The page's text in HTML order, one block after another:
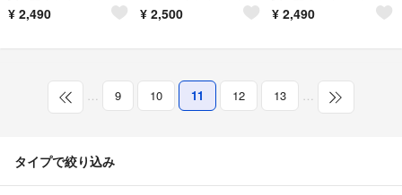
¥ 2,490 ¥ 2,500 ¥ 2,490
… 9 10 11 12 13 …
タイプで絞り込み